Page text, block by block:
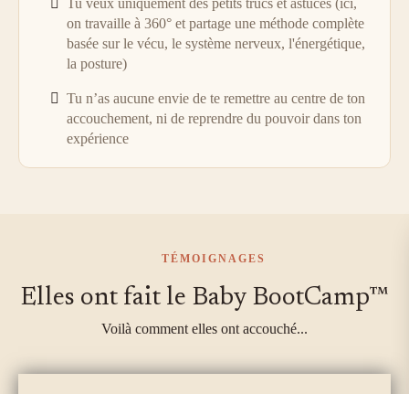
Tu veux uniquement des petits trucs et astuces (ici,
on travaille à 360° et partage une méthode complète
basée sur le vécu, le système nerveux, l'énergétique,
la posture)
Tu n’as aucune envie de te remettre au centre de ton
accouchement, ni de reprendre du pouvoir dans ton
expérience
TÉMOIGNAGES
Elles ont fait le Baby BootCamp™
Voilà comment elles ont accouché...